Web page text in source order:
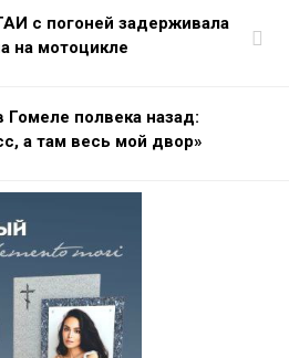
с погоней задерживала
на мотоцикле
Гомеле полвека назад:
а там весь мой двор»